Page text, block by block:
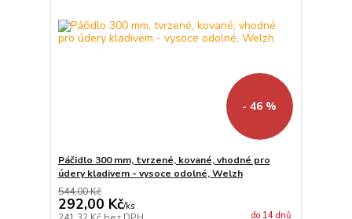
- 46 %
Páčidlo 300 mm, tvrzené, kované, vhodné pro
údery kladivem - vysoce odolné, Welzh
544,00 Kč
292,00 Kč/ks
do 14 dnů